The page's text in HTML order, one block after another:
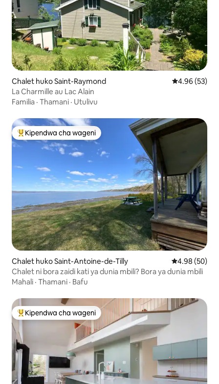
Chalet huko Saint-Raymond Ukadiriaji wa
4.96 (53)
La Charmille au Lac Alain
Familia · Thamani · Utulivu
Kipendwa maarufu cha wageni
Kipendwa cha wageni
Chalet huko Saint-Antoine-de-Tilly Ukadiriaji wa
4.98 (50)
Chalet ni bora zaidi kati ya dunia mbili? Bora ya dunia mbili
Mahali · Thamani · Bafu
Kipendwa maarufu cha wageni
Kipendwa cha wageni